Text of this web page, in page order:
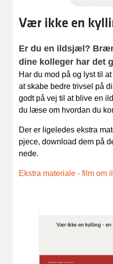
Vær ikke en
Er du en ildsjæl?
dine kolleger har det
Har du mod på og lyst til
at skabe bedre trivsel på
godt på vej til at blive en
du læse om hvordan du
Der er ligeledes ekstra
pjece, download dem på
nede.
Ekstra materiale - film om